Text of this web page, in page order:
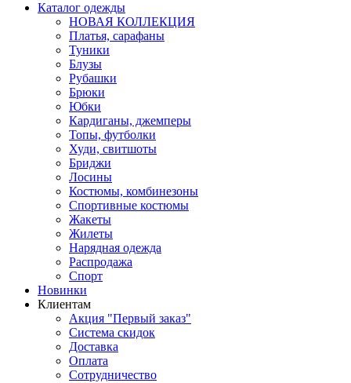
Каталог одежды
НОВАЯ КОЛЛЕКЦИЯ
Платья, сарафаны
Туники
Блузы
Рубашки
Брюки
Юбки
Кардиганы, джемперы
Топы, футболки
Худи, свитшоты
Бриджи
Лосины
Костюмы, комбинезоны
Спортивные костюмы
Жакеты
Жилеты
Нарядная одежда
Распродажа
Спорт
Новинки
Клиентам
Акция "Первый заказ"
Система скидок
Доставка
Оплата
Сотрудничество